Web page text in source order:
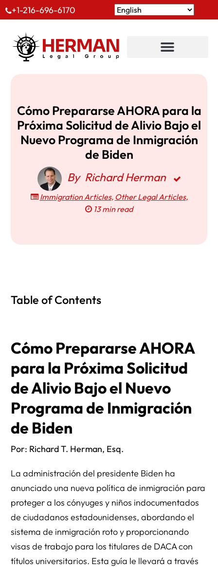
+1-216-696-6170
Cómo Prepararse AHORA para la
Próxima Solicitud de Alivio Bajo el
Nuevo Programa de Inmigración
de Biden
By Richard Herman
Immigration Articles, Other Legal Articles,
13 min read
Table of Contents
Cómo Prepararse AHORA
para la Próxima Solicitud
de Alivio Bajo el Nuevo
Programa de Inmigración
de Biden
Por: Richard T. Herman, Esq.
La administración del presidente Biden ha
anunciado una nueva política de inmigración para
proteger a los cónyuges y niños indocumentados
de ciudadanos estadounidenses, abordando el
sistema de inmigración roto y proporcionando
visas de trabajo para los titulares de DACA con
títulos universitarios. Esta guía le llevará a través